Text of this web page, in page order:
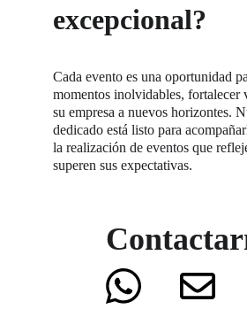
excepcional?
Cada evento es una oportunidad
momentos inolvidables,
su empresa a nuevos horizontes.
dedicado está listo para
la realización de eventos que
superen sus expectativas.